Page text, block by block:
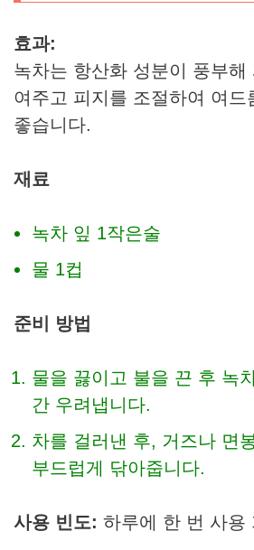
효과:
녹차는 항산화 성분이 풍부해
여주고 피지를 조절하여 여드
좋습니다.
재료
녹차 잎 1작은술
물 1컵
준비 방법
물을 끓이고 불을 끈 후 녹
간 우려냅니다.
차를 걸러낸 후, 거즈나 면
부드럽게 닦아줍니다.
사용 빈도: 하루에 한 번 사용